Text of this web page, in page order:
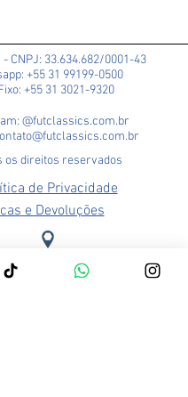
CNPJ: 33.634.682/0001-43
+55 31 99199-0500
+55 31 3021-9320
@futclassics.com.br
os direitos reservados
de Privacidade
e Devoluções
Pampulha (Matriz)
Alexandre Barbosa, 114